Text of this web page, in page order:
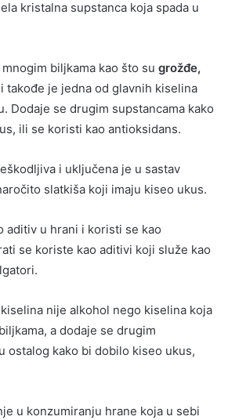
kristalna supstanca koja spada u
biljkama kao što su grožđe,
takođe je jedna od glavnih kiselina
Dodaje se drugim supstancama kako
ili se koristi kao antioksidans.
i uključena je u sastav
slatkiša koji imaju kiseo ukus.
aditiv u hrani i koristi se kao
se koriste kao aditivi koji služe kao
nije alkohol nego kiselina koja
a dodaje se drugim
ostalog kako bi dobilo kiseo ukus,
u konzumiranju hrane koja u sebi